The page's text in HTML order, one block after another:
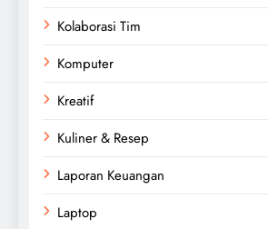
Kolaborasi Tim
Komputer
Kreatif
Kuliner & Resep
Laporan Keuangan
Laptop